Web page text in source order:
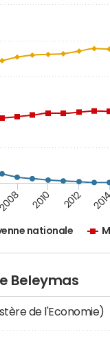
nationale
2008 2010 2012 2014
Beleymas
de l'Economie)